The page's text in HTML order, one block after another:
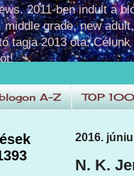
2011-ben indult a
middle grade, new
tagja 2013 óta.
A-Z TOP
2016.
N. K.